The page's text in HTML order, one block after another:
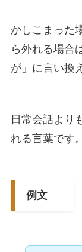
かしこまった
ら外れる場合
が」に言い換
日常会話より
れる言葉です。
例文